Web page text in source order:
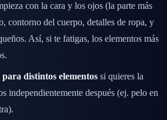
con la cara y los ojos (la parte más
contorno del cuerpo, detalles de ropa, y
Así, si te fatigas, los elementos más
para distintos elementos si quieres la
independientemente después (ej. pelo en